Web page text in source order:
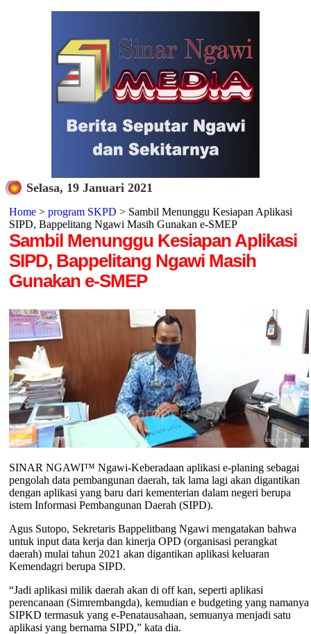
Selasa, 19 Januari 2021
Home> program SKPD > Sambil Menunggu Kesiapan Aplikasi
SIPD, Bappelitang Ngawi Masih Gunakan e-SMEP
Sambil Menunggu Kesiapan Aplikasi
SIPD, Bappelitang Ngawi Masih
Gunakan e-SMEP
SINAR NGAWI™ Ngawi-Keberadaan aplikasi e-planing sebagai
pengolah data pembangunan daerah, tak lama lagi akan digantikan
dengan aplikasi yang baru dari kementerian dalam negeri berupa
istem Informasi Pembangunan Daerah (SIPD).
Agus Sutopo, Sekretaris Bappelitbang Ngawi mengatakan bahwa
untuk input data kerja dan kinerja OPD (organisasi perangkat
daerah) mulai tahun 2021 akan digantikan aplikasi keluaran
Kemendagri berupa SIPD.
“Jadi aplikasi milik daerah akan di off kan, seperti aplikasi
perencanaan (Simrembangda), kemudian e budgeting yang namanya
SIPKD termasuk yang e-Penatausahaan, semuanya menjadi satu
aplikasi yang bernama SIPD,” kata dia.